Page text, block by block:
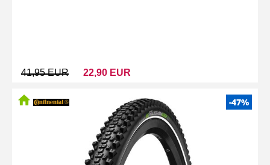
41,95 EUR 22,90 EUR
-47%